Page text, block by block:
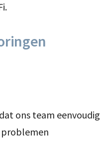
ons team eenvoudig
problemen